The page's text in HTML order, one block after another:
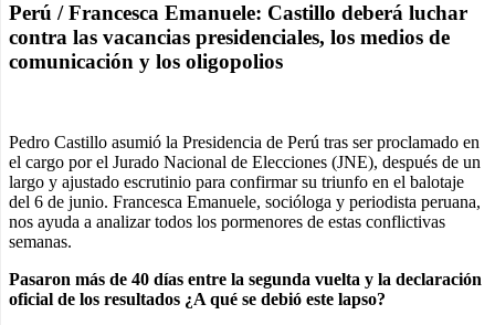
Perú / Francesca Emanuele: Castillo deberá luchar
contra las vacancias presidenciales, los medios de
comunicación y los oligopolios
Pedro Castillo asumió la Presidencia de Perú tras ser proclamado en
el cargo por el Jurado Nacional de Elecciones (JNE), después de un
largo y ajustado escrutinio para confirmar su triunfo en el balotaje
del 6 de junio. Francesca Emanuele, socióloga y periodista peruana,
nos ayuda a analizar todos los pormenores de estas conflictivas
semanas.
Pasaron más de 40 días entre la segunda vuelta y la declaración
oficial de los resultados ¿A qué se debió este lapso?